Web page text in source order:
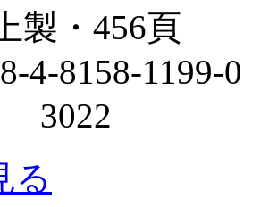
製・456頁
4-8158-1199-0
3022
る